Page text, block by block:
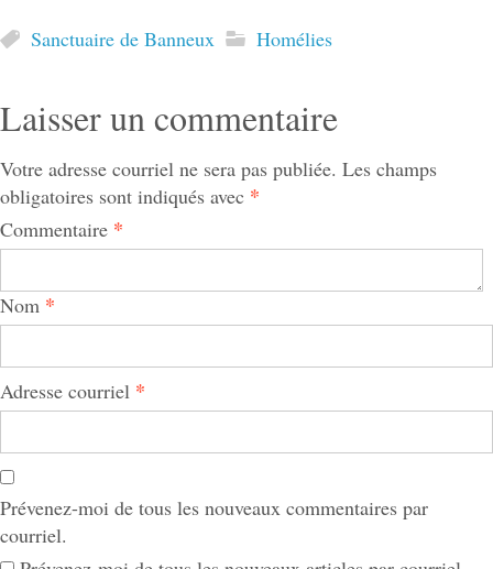
Sanctuaire de Banneux Homélies
Laisser un commentaire
Votre adresse courriel ne sera pas publiée. Les champs
obligatoires sont indiqués avec *
Commentaire *
Nom *
Adresse courriel *
Prévenez-moi de tous les nouveaux commentaires par
courriel.